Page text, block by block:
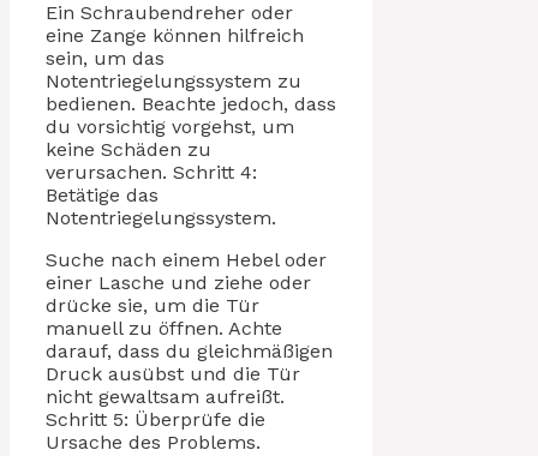
Ein Schraubendreher oder
eine Zange können hilfreich
sein, um das
Notentriegelungssystem zu
bedienen. Beachte jedoch, dass
du vorsichtig vorgehst, um
keine Schäden zu
verursachen. Schritt 4:
Betätige das
Notentriegelungssystem.
Suche nach einem Hebel oder
einer Lasche und ziehe oder
drücke sie, um die Tür
manuell zu öffnen. Achte
darauf, dass du gleichmäßigen
Druck ausübst und die Tür
nicht gewaltsam aufreißt.
Schritt 5: Überprüfe die
Ursache des Problems.